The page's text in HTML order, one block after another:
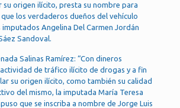
su origen ilícito, presta su nombre para
los verdaderos dueños del vehículo
Angelina Del Carmen Jordán
Sandoval.
Salinas Ramírez: “Con dineros
de tráfico ilícito de drogas y a fin
su origen ilícito, como también su calidad
del mismo, la imputada María Teresa
que se inscriba a nombre de Jorge Luis